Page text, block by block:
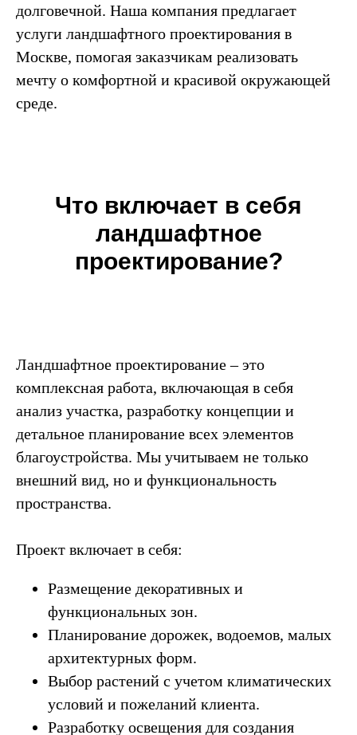
долговечной. Наша компания предлагает
услуги ландшафтного проектирования в
Москве, помогая заказчикам реализовать
мечту о комфортной и красивой окружающей
среде.
Что включает в себя
ландшафтное
проектирование?
Ландшафтное проектирование – это
комплексная работа, включающая в себя
анализ участка, разработку концепции и
детальное планирование всех элементов
благоустройства. Мы учитываем не только
внешний вид, но и функциональность
пространства.
Проект включает в себя:
Размещение декоративных и
функциональных зон.
Планирование дорожек, водоемов, малых
архитектурных форм.
Выбор растений с учетом климатических
условий и пожеланий клиента.
Разработку освещения для создания